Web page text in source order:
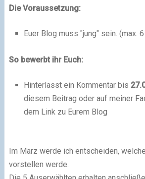
Die Voraussetzung:
Euer Blog muss "jung" sein. (max.
So bewerbt ihr Euch:
Hinterlasst ein Kommentar bis
diesem Beitrag oder auf meiner
dem Link zu Eurem Blog
Im März werde ich entscheiden,
vorstellen werde.